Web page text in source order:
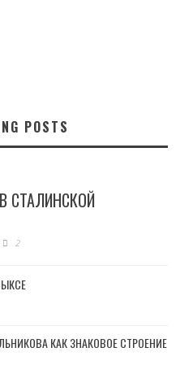
POSTS
СТАЛИНСКОЙ
2
КАК ЗНАКОВОЕ СТРОЕНИЕ